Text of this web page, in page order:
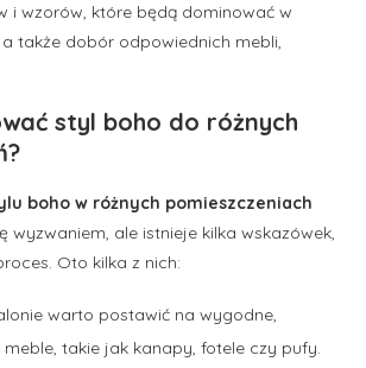
i wzorów, które będą dominować w
także dobór odpowiednich mebli,
styl boho do różnych
boho w różnych pomieszczeniach
wyzwaniem, ale istnieje kilka wskazówek,
Oto kilka z nich:
warto postawić na wygodne,
meble, takie jak kanapy, fotele czy pufy.